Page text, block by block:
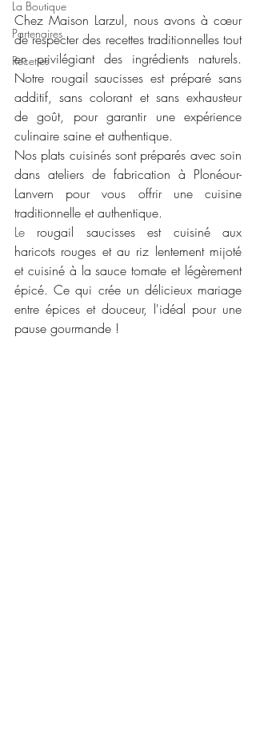
La Boutique
Partenaires
Recettes
Chez Maison Larzul, nous avons à cœur
de respecter des recettes traditionnelles tout
en privilégiant des ingrédients naturels.
Notre rougail saucisses est préparé sans
additif, sans colorant et sans exhausteur
de goût, pour garantir une expérience
culinaire saine et authentique.
Nos plats cuisinés sont préparés avec soin
dans ateliers de fabrication à Plonéour-
Lanvern pour vous offrir une cuisine
traditionnelle et authentique.
Le rougail saucisses est cuisiné aux
haricots rouges et au riz lentement mijoté
et cuisiné à la sauce tomate et légèrement
épicé. Ce qui crée un délicieux mariage
entre épices et douceur, l'idéal pour une
pause gourmande !